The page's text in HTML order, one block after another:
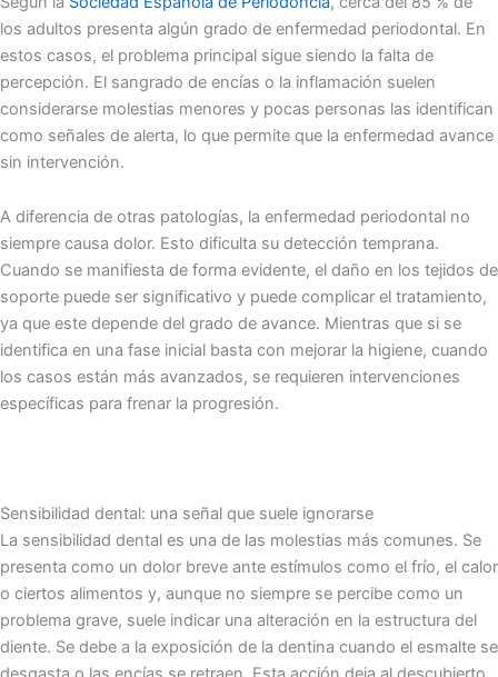
los adultos presenta algún grado de enfermedad periodontal. En
estos casos, el problema principal sigue siendo la falta de
percepción. El sangrado de encías o la inflamación suelen
considerarse molestias menores y pocas personas las identifican
como señales de alerta, lo que permite que la enfermedad avance
sin intervención.
A diferencia de otras patologías, la enfermedad periodontal no
siempre causa dolor. Esto dificulta su detección temprana.
Cuando se manifiesta de forma evidente, el daño en los tejidos de
soporte puede ser significativo y puede complicar el tratamiento,
ya que este depende del grado de avance. Mientras que si se
identifica en una fase inicial basta con mejorar la higiene, cuando
los casos están más avanzados, se requieren intervenciones
específicas para frenar la progresión.
Sensibilidad dental: una señal que suele ignorarse
La sensibilidad dental es una de las molestias más comunes. Se
presenta como un dolor breve ante estímulos como el frío, el calor
o ciertos alimentos y, aunque no siempre se percibe como un
problema grave, suele indicar una alteración en la estructura del
diente. Se debe a la exposición de la dentina cuando el esmalte se